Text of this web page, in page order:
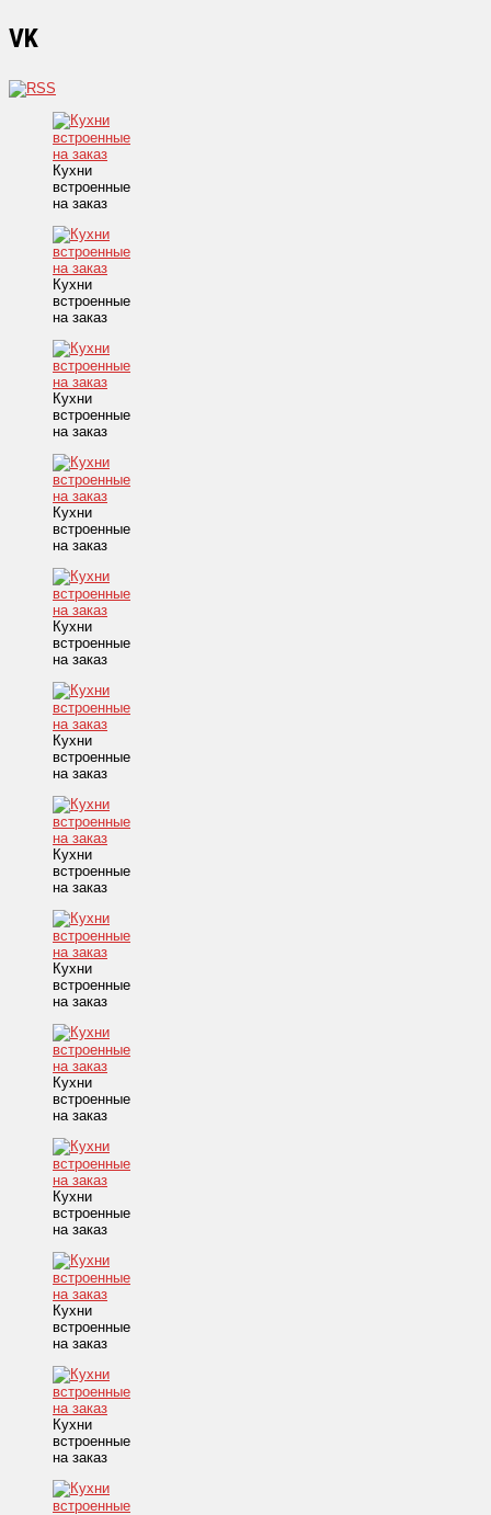
VK
Кухни
встроенные
на заказ
Кухни
встроенные
на заказ
Кухни
встроенные
на заказ
Кухни
встроенные
на заказ
Кухни
встроенные
на заказ
Кухни
встроенные
на заказ
Кухни
встроенные
на заказ
Кухни
встроенные
на заказ
Кухни
встроенные
на заказ
Кухни
встроенные
на заказ
Кухни
встроенные
на заказ
Кухни
встроенные
на заказ